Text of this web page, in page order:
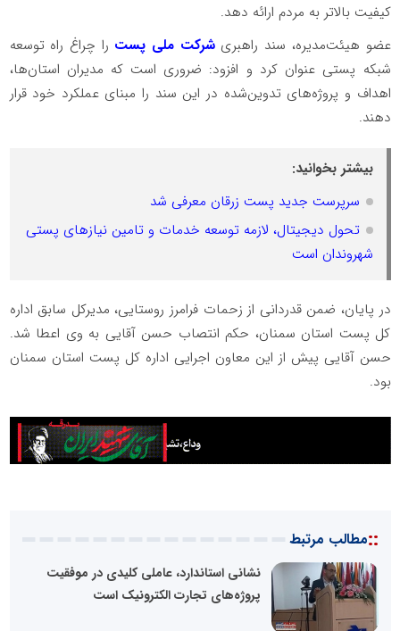
کیفیت بالاتر به مردم ارائه دهد.
عضو هیئت‌مدیره، سند راهبری شرکت ملی پست را چراغ راه توسعه
شبکه پستی عنوان کرد و افزود: ضروری است که مدیران استان‌ها،
اهداف و پروژه‌های تدوین‌شده در این سند را مبنای عملکرد خود قرار
دهند.
بیشتر بخوانید:
سرپرست جدید پست زرقان معرفی شد
تحول دیجیتال، لازمه توسعه خدمات و تامین نیازهای پستی
شهروندان است
در پایان، ضمن قدردانی از زحمات فرامرز روستایی، مدیرکل سابق اداره
کل پست استان سمنان، حکم انتصاب حسن آقایی به وی اعطا شد.
حسن آقایی پیش از این معاون اجرایی اداره کل پست استان سمنان
بود.
::مطالب مرتبط
نشانی استاندارد، عاملی کلیدی در موفقیت
پروژه‌های تجارت الکترونیک است